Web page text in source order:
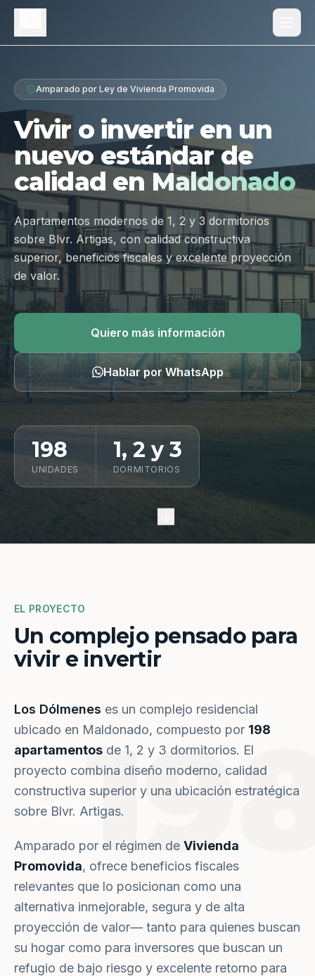
Proyecto
Diferenciales
Tipologías
Galería
Ubicación
Contacto
Hablar por WhatsApp
Amparado por Ley de Vivienda Promovida
Vivir o invertir en un
nuevo estándar de
calidad en Maldonado
Apartamentos modernos de 1, 2 y 3 dormitorios
sobre Blvr. Artigas, con calidad constructiva
superior, beneficios fiscales y excelente proyección
de valor.
Quiero más información
Hablar por WhatsApp
198
UNIDADES
1, 2 y 3
DORMITORIOS
EL PROYECTO
Un complejo pensado para
vivir e invertir
Los Dólmenes es un complejo residencial
ubicado en Maldonado, compuesto por 198
apartamentos de 1, 2 y 3 dormitorios. El
proyecto combina diseño moderno, calidad
constructiva superior y una ubicación estratégica
sobre Blvr. Artigas.
Amparado por el régimen de Vivienda
Promovida, ofrece beneficios fiscales
relevantes que lo posicionan como una
alternativa inmejorable, segura y de alta
proyección de valor— tanto para quienes buscan
su hogar como para inversores que buscan un
refugio de bajo riesgo y excelente retorno para